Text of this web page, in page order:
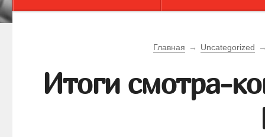
Главная → Uncategorized
Итоги смотра-